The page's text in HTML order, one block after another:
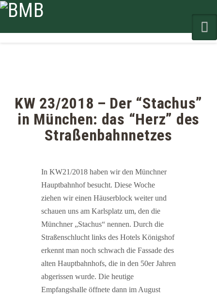
KW 23/2018 – Der “Stachus”
in München: das “Herz” des
Straßenbahnnetzes
In KW21/2018 haben wir den Münchner
Hauptbahnhof besucht. Diese Woche
ziehen wir einen Häuserblock weiter und
schauen uns am Karlsplatz um, den die
Münchner „Stachus“ nennen. Durch die
Straßenschlucht links des Hotels Königshof
erkennt man noch schwach die Fassade des
alten Hauptbahnhofs, die in den 50er Jahren
abgerissen wurde. Die heutige
Empfangshalle öffnete dann im August